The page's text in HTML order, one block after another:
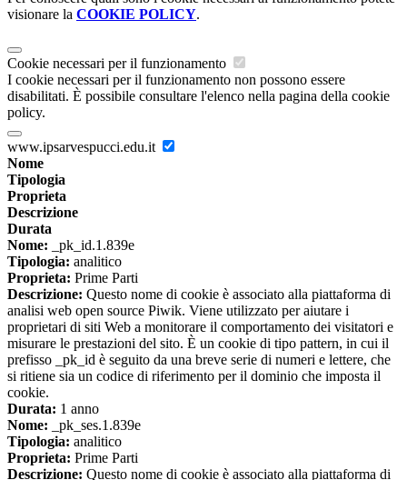
visionare la COOKIE POLICY.
Cookie necessari per il funzionamento
I cookie necessari per il funzionamento non possono essere
disabilitati. È possibile consultare l'elenco nella pagina della cookie
policy.
www.ipsarvespucci.edu.it
Nome
Tipologia
Proprieta
Descrizione
Durata
Nome: _pk_id.1.839e
Tipologia: analitico
Proprieta: Prime Parti
Descrizione: Questo nome di cookie è associato alla piattaforma di
analisi web open source Piwik. Viene utilizzato per aiutare i
proprietari di siti Web a monitorare il comportamento dei visitatori e
misurare le prestazioni del sito. È un cookie di tipo pattern, in cui il
prefisso _pk_id è seguito da una breve serie di numeri e lettere, che
si ritiene sia un codice di riferimento per il dominio che imposta il
cookie.
Durata: 1 anno
Nome: _pk_ses.1.839e
Tipologia: analitico
Proprieta: Prime Parti
Descrizione: Questo nome di cookie è associato alla piattaforma di